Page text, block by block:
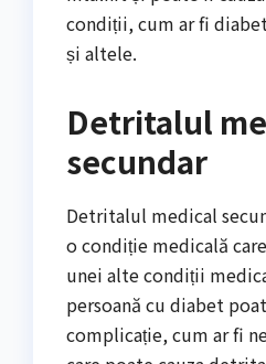
condiții, cum ar fi
și altele.
Detritalul
secundar
Detritalul medical
o condiție medicală
unei alte condiții
persoană cu diabet
complicație, cum ar fi